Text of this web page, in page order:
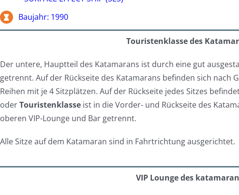
Baujahr: 1990
Touristenklasse des
Der untere, Hauptteil des Katamarans ist durch eine gut
getrennt. Auf der Rückseite des Katamarans befinden sich nach
Reihen mit je 4 Sitzplätzen. Auf der Rückseite jedes Sitzes
oderTouristenklasse ist in die Vorder- und Rückseite des
oberen VIP-Lounge und Bar getrennt.
Alle Sitze auf dem Katamaran sind in Fahrtrichtung ausgerichtet.
VIP Lounge des